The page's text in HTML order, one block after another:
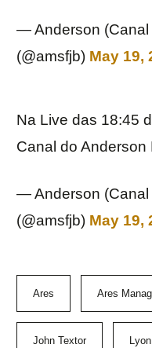
— Anderson (Canal
(@amsfjb) May 19,
Na Live das 18:45
Canal do Anderson
— Anderson (Canal
(@amsfjb) May 19,
Ares Ares
John Textor Lyon